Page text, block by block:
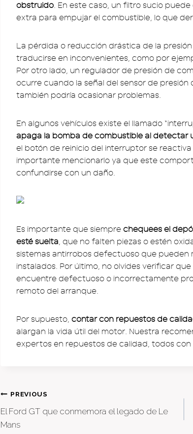
obstruido. En este caso, un filtro sucio
extra para empujar el combustible, lo que
La pérdida o reducción drástica de la
traducirse en inconvenientes, como por
Por otro lado, un regulador de presión de
ocurre cuando la señal del sensor de
también podría ocasionar problemas.
En algunos vehículos existe el llamado
apaga la bomba de combustible al detectar
el botón de reinicio del interruptor se
importante mencionarlo ya que este
confundirse con un daño.
Es importante que siempre chequees el
esté suelta, que no falten piezas o estén
sistemas antirrobos defectuoso que pueden
instalados. Por último, no olvides verificar
encuentre defectuoso o incorrectamente
remoto del arranque.
Por supuesto, contar con repuestos de
alargan la vida útil del motor. Nuestra
expertos en repuestos de calidad, todos con
Post
navigation
PREVIOUS
El Ford GT que conmemora el legado de Le
Mans